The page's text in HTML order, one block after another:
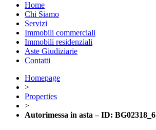
Home
Chi Siamo
Servizi
Immobili commerciali
Immobili residenziali
Aste Giudiziarie
Contatti
Homepage
>
Properties
>
Autorimessa in asta – ID: BG02318_6